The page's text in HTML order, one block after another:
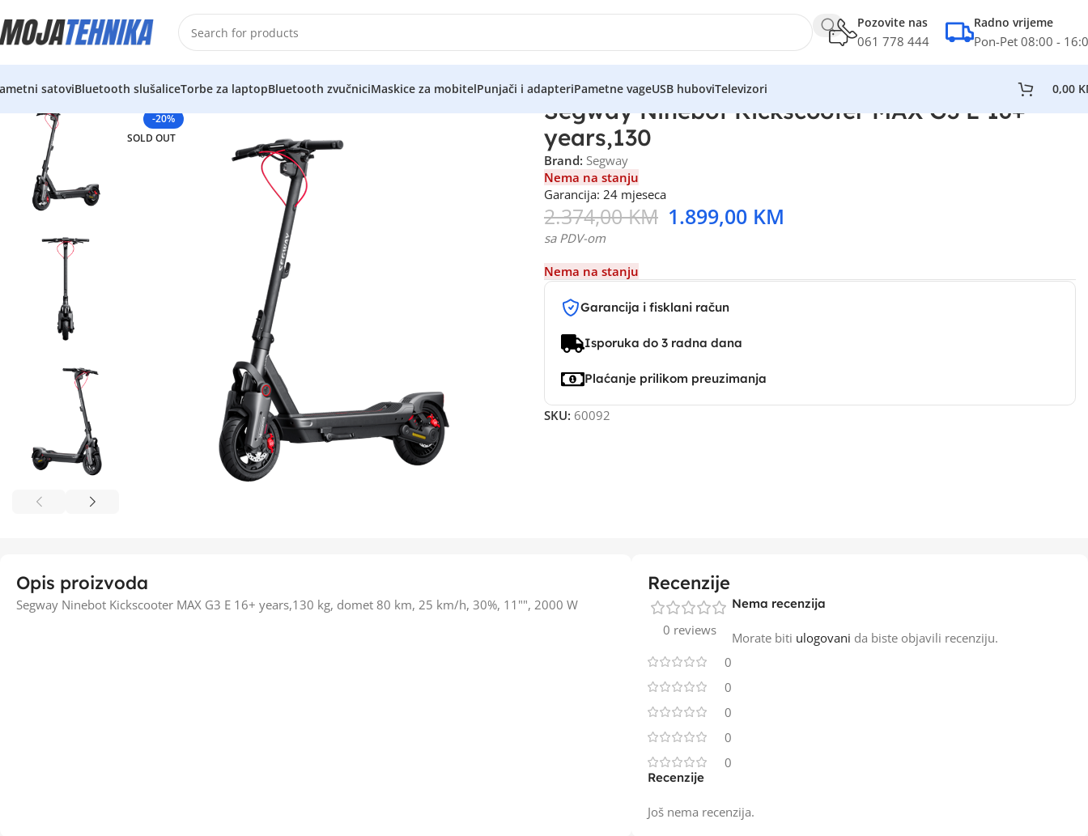
Pozovite nas
061 778 444
Radno vrijeme
Pon-Pet 08:00 -
satoviBluetooth slušaliceTorbe za laptopBluetooth zvučniciMaskice za mobitelPunjači i adapteriPametne vageUSB huboviTelevizori 0,00
-20%
SOLD OUT
Segway Ninebot Kickscooter MAX G3 E 16+
years,130
Brand: Segway
Nema na stanju
Garancija: 24 mjeseca
2.374,00KM 1.899,00 KM
sa PDV-om
Nema na stanju
Garancija i fisklani račun
Isporuka do 3 radna dana
Plaćanje prilikom preuzimanja
SKU: 60092
Opis proizvoda
Segway Ninebot Kickscooter MAX G3 E 16+ years,130 kg, domet 80 km, 25 km/h, 30%, 11"", 2000 W
Recenzije
0 reviews
0
0
0
0
0
Recenzije
Još nema recenzija.
Nema recenzija
Morate biti ulogovani da biste objavili recenziju.